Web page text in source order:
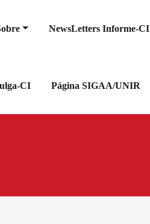
NewsLetters Informe-CI
CI Página SIGAA/UNIR